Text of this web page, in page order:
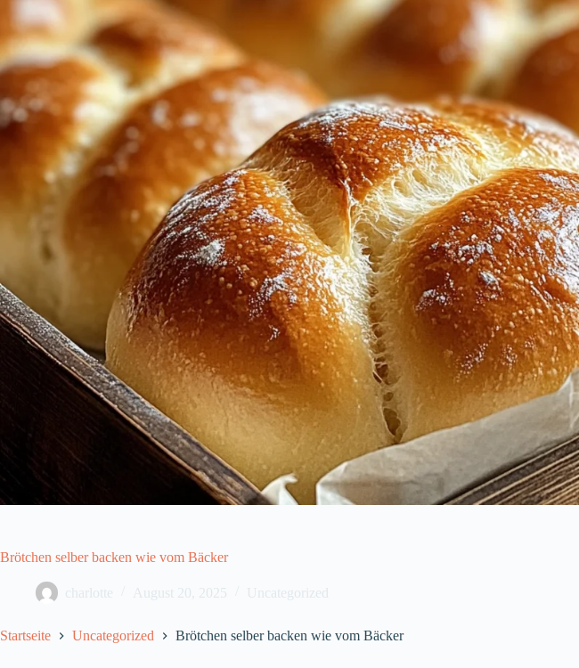
Brötchen selber backen wie vom Bäcker
charlotte August 20, 2025 Uncategorized
Startseite Uncategorized Brötchen selber backen wie vom Bäcker